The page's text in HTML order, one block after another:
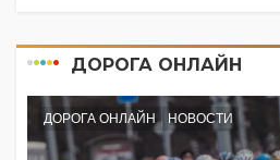
ДОРОГА ОНЛАЙН
ДОРОГА ОНЛАЙН НОВОСТИ